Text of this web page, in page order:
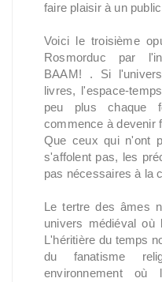
faire plaisir à un
Voici le troisième
Rosmorduc par
BAAM! . Si
livres, l'espace-
peu plus chaque
commence à devenir
Que ceux qui n'ont
s'affolent pas, les
pas nécessaires à la
Le tertre des âmes
univers médiéval où
L'héritière du temps
du fanatisme
environnement